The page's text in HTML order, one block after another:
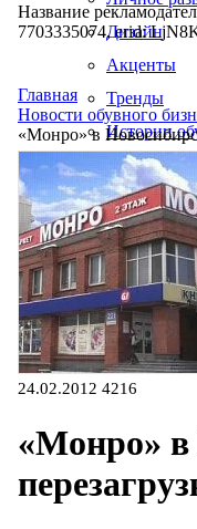
Дизайн
Акценты
Тренды
Истории
Название
7703335074, erid:
Главная
Новости обувного
«Монро» в
24.02.2012 4216
«Монро» в